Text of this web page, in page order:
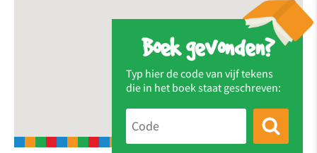
Boek gevonden?
Typ hier de code van vijf tekens
die in het boek staat geschreven: